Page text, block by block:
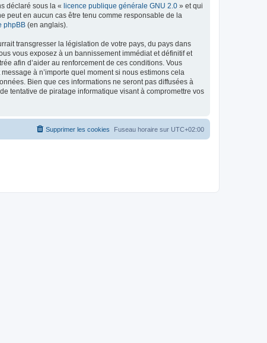
déclaré sous la « licence publique générale GNU 2.0 » et qui
peut en aucun cas être tenu comme responsable de la
phpBB (en anglais).
transgresser la législation de votre pays, du pays dans
vous exposez à un bannissement immédiat et définitif et
afin d’aider au renforcement de ces conditions. Vous
à n’importe quel moment si nous estimons cela
Bien que ces informations ne seront pas diffusées à
tentative de piratage informatique visant à compromettre vos
Fuseau horaire sur UTC+02:00
Supprimer les cookies